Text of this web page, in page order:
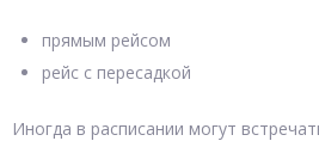
прямым рейсом
рейс с пересадкой
Иногда в расписании могут